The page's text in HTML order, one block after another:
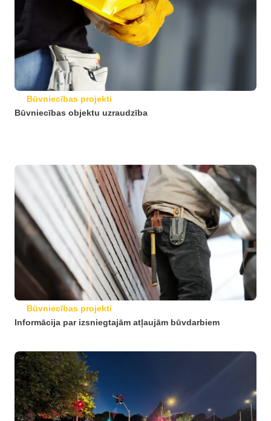
Būvniecības projekti
Būvniecības objektu uzraudzība
Būvniecības projekti
Informācija par izsniegtajām atļaujām būvdarbiem